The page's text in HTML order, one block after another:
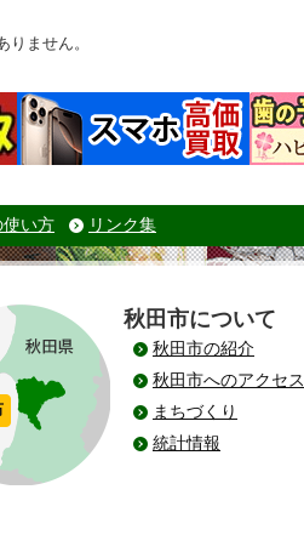
ません。
い方 リンク集
秋田市について
秋田市の紹介
秋田市へのアクセス
まちづくり
統計情報